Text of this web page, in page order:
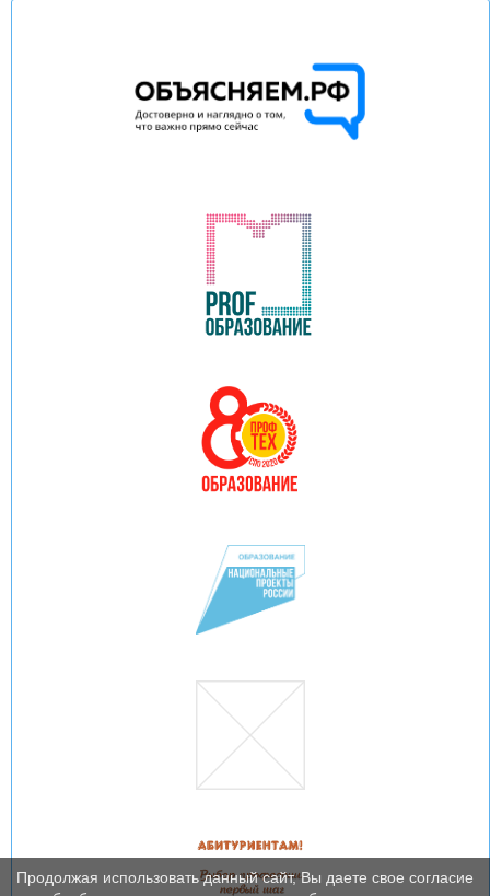
Продолжая использовать данный сайт, Вы даете свое согласие